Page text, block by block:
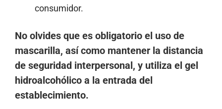
consumidor.
No olvides que es obligatorio el uso de
mascarilla, así como mantener la distancia
de seguridad interpersonal, y utiliza el gel
hidroalcohólico a la entrada del
establecimiento.